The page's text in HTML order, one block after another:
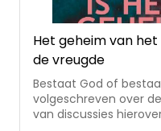
Het geheim van
de vreugde
Bestaat God of bestaat Hij niet? Bibliotheken
volgeschreven over deze vraag. Aan het
van discussies hierover op sociale media